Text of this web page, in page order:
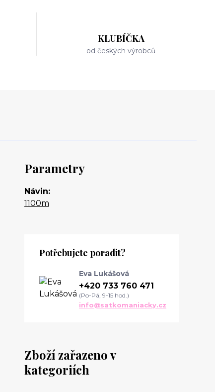
KLUBÍČKA
od českých výrobců
Parametry
Návin
1100m
Zboží zařazeno v
kategoriích
Potřebujete poradit?
Eva Lukášová
+420 733 760 471
(Po-Pá, 9-15 hod.)
info@satkomaniacky.cz